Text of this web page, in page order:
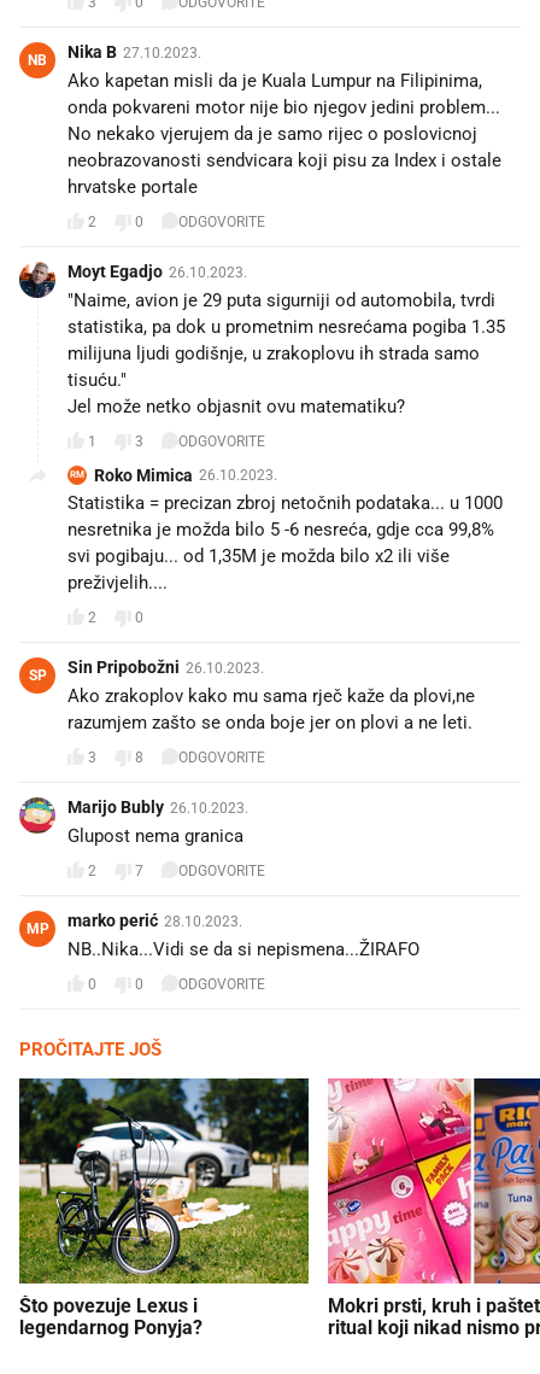
NB Nika B 27.10.2023.
Ako kapetan misli da je Kuala Lumpur na Filipinima,
onda pokvareni motor nije bio njegov jedini problem...
No nekako vjerujem da je samo rijec o poslovicnoj
neobrazovanosti sendvicara koji pisu za Index i ostale
hrvatske portale
2 0 ODGOVORITE
Moyt Egadjo 26.10.2023.
"Naime, avion je 29 puta sigurniji od automobila, tvrdi
statistika, pa dok u prometnim nesrećama pogiba 1.35
milijuna ljudi godišnje, u zrakoplovu ih strada samo
tisuću."
Jel može netko objasnit ovu matematiku?
1 3 ODGOVORITE
RM Roko Mimica 26.10.2023.
Statistika = precizan zbroj netočnih podataka... u 1000
nesretnika je možda bilo 5 -6 nesreća, gdje cca 99,8%
svi pogibaju... od 1,35M je možda bilo x2 ili više
preživjelih....
2 0
SP Sin Pripobožni 26.10.2023.
Ako zrakoplov kako mu sama rječ kaže da plovi,ne
razumjem zašto se onda boje jer on plovi a ne leti.
3 8 ODGOVORITE
Marijo Bubly 26.10.2023.
Glupost nema granica ✈
2 7 ODGOVORITE
MP marko perić 28.10.2023.
NB..Nika...Vidi se da si nepismena...ŽIRAFO
0 0 ODGOVORITE
PROČITAJTE JOŠ
Što povezuje Lexus i
legendarnog Ponyja?
Mokri prsti, kruh i
ritual koji nikad nismo